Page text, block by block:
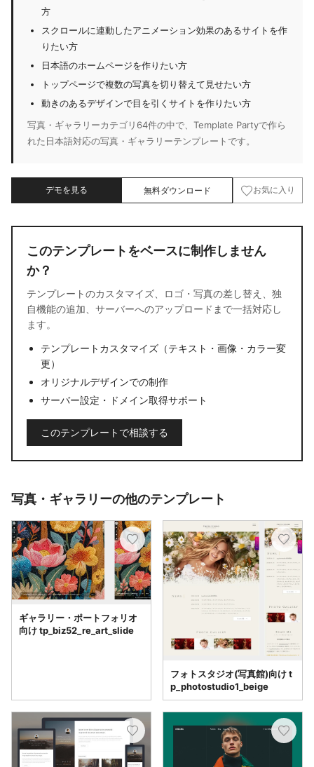
方
スクロールに連動したアニメーション効果のあるサイトを作
りたい方
日本語のホームページを作りたい方
トップページで複数の写真を切り替えて見せたい方
動きのあるデザインで目を引くサイトを作りたい方
写真・ギャラリーカテゴリ64件の中で、Template Partyで作ら
れた日本語対応の写真・ギャラリーテンプレートです。
デモを見る 無料ダウンロード お気に入り
このテンプレートをベースに制作しません
か？
テンプレートのカスタマイズ、ロゴ・写真の差し替え、独
自機能の追加、サーバーへのアップロードまで一括対応し
ます。
テンプレートカスタマイズ（テキスト・画像・カラー変
更）
オリジナルデザインでの制作
サーバー設定・ドメイン取得サポート
このテンプレートで相談する
写真・ギャラリーの他のテンプレート
ギャラリー・ポートフォリオ
向け tp_biz52_re_art_slide
フォトスタジオ(写真館)向け t
p_photostudio1_beige